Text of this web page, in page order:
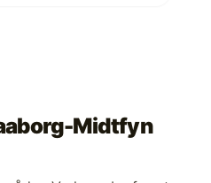
Midtfyn